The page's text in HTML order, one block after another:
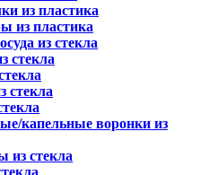
из пластика
из пластика
из стекла
стекла
стекла
капельные воронки из
из стекла